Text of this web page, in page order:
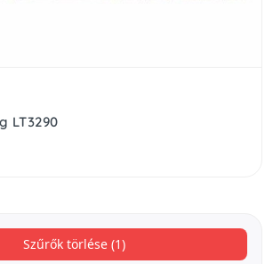
Szűrők törlése (1)
LT3290